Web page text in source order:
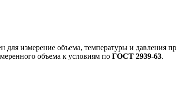
для измерение объема, температуры и давления
объема к условиям по ГОСТ 2939-63.